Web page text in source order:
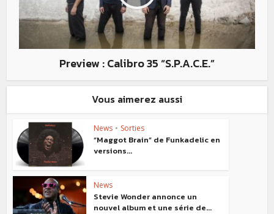
Preview : Calibro 35 “S.P.A.C.E.”
Vous aimerez aussi
News • Sorties
“Maggot Brain” de Funkadelic en
versions...
News
Stevie Wonder annonce un
nouvel album et une série de...